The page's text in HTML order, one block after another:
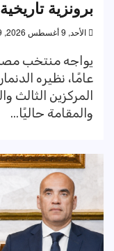
برونزية
الأحد, 9 أغسطس 2026, 9:49 ص
عامًا، نظيره
المركزين الثالث
والمقامة حاليًا...